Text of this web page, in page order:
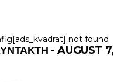
not found
- AUGUST 7,